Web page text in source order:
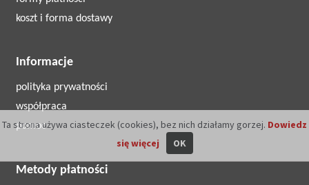
koszt i forma dostawy
Informacje
polityka prywatności
współpraca
pomoc
Metody płatności
Ta strona używa ciasteczek (cookies), bez nich działamy gorzej. Dowiedz
się więcej
OK